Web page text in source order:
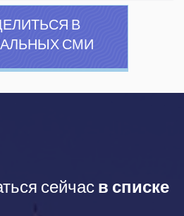
В
СМИ
сейчас в списке